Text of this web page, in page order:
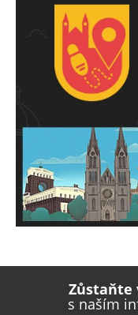
e on e on e on
Zůstaňte
s naším